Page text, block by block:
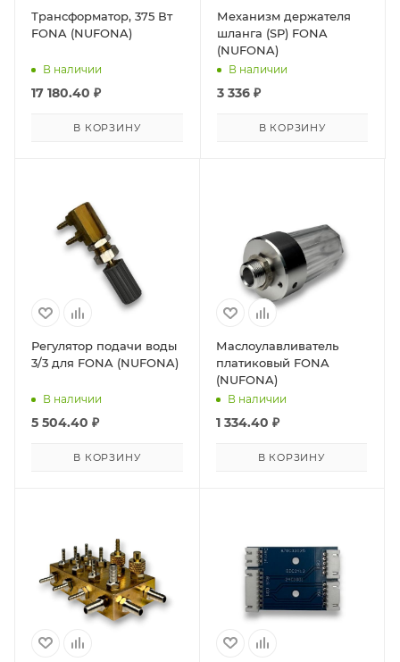
Трансформатор, 375 Вт
FONA (NUFONA)
В наличии
17 180.40 ₽
В КОРЗИНУ
Механизм держателя
шланга (SP) FONA
(NUFONA)
В наличии
3 336₽
В КОРЗИНУ
Регулятор подачи воды
3/3 для FONA (NUFONA)
В наличии
5 504.40 ₽
В КОРЗИНУ
Маслоулавливатель
платиковый FONA
(NUFONA)
В наличии
1 334.40 ₽
В КОРЗИНУ